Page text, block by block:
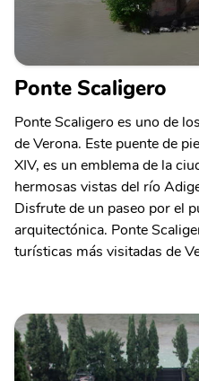
Ponte Scaligero
Ponte Scaligero es uno de
de Verona. Este puente de
XIV, es un emblema de la
hermosas vistas del río
Disfrute de un paseo por el
arquitectónica. Ponte
turísticas más visitadas de